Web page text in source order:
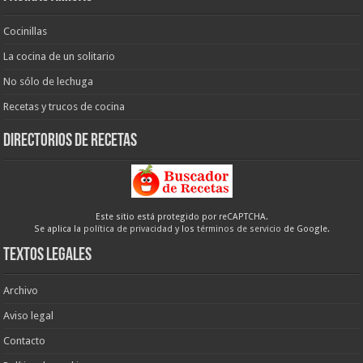
Cocinillas
La cocina de un solitario
No sólo de lechuga
Recetas y trucos de cocina
Directorios de recetas
Este sitio está protegido por reCAPTCHA.
Se aplica la política de privacidad y los términos de servicio de Google.
Textos legales
Archivo
Aviso legal
Contacto